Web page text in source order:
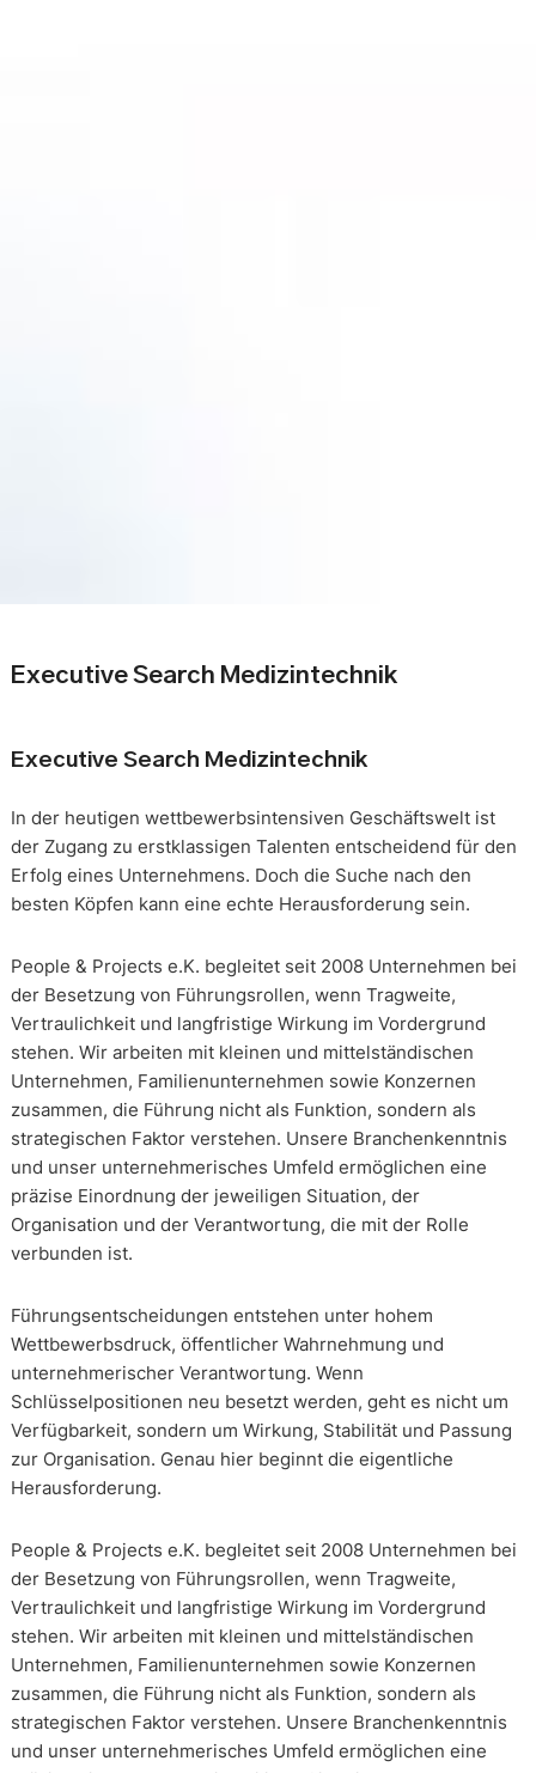
Executive Search Medizintechnik
Executive Search Medizintechnik
In der heutigen wettbewerbsintensiven Geschäftswelt ist
der Zugang zu erstklassigen Talenten entscheidend für den
Erfolg eines Unternehmens. Doch die Suche nach den
besten Köpfen kann eine echte Herausforderung sein.
People & Projects e.K. begleitet seit 2008 Unternehmen bei
der Besetzung von Führungsrollen, wenn Tragweite,
Vertraulichkeit und langfristige Wirkung im Vordergrund
stehen. Wir arbeiten mit kleinen und mittelständischen
Unternehmen, Familienunternehmen sowie Konzernen
zusammen, die Führung nicht als Funktion, sondern als
strategischen Faktor verstehen. Unsere Branchenkenntnis
und unser unternehmerisches Umfeld ermöglichen eine
präzise Einordnung der jeweiligen Situation, der
Organisation und der Verantwortung, die mit der Rolle
verbunden ist.
Führungsentscheidungen entstehen unter hohem
Wettbewerbsdruck, öffentlicher Wahrnehmung und
unternehmerischer Verantwortung. Wenn
Schlüsselpositionen neu besetzt werden, geht es nicht um
Verfügbarkeit, sondern um Wirkung, Stabilität und Passung
zur Organisation. Genau hier beginnt die eigentliche
Herausforderung.
People & Projects e.K. begleitet seit 2008 Unternehmen bei
der Besetzung von Führungsrollen, wenn Tragweite,
Vertraulichkeit und langfristige Wirkung im Vordergrund
stehen. Wir arbeiten mit kleinen und mittelständischen
Unternehmen, Familienunternehmen sowie Konzernen
zusammen, die Führung nicht als Funktion, sondern als
strategischen Faktor verstehen. Unsere Branchenkenntnis
und unser unternehmerisches Umfeld ermöglichen eine